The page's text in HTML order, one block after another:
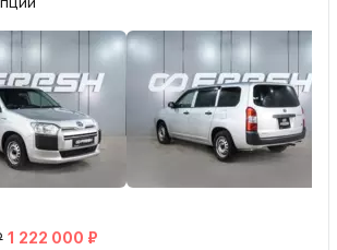
1 222 000 ₽